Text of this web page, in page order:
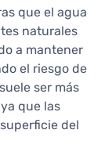
que el agua
naturales
a mantener
el riesgo de
ser más
que las
del